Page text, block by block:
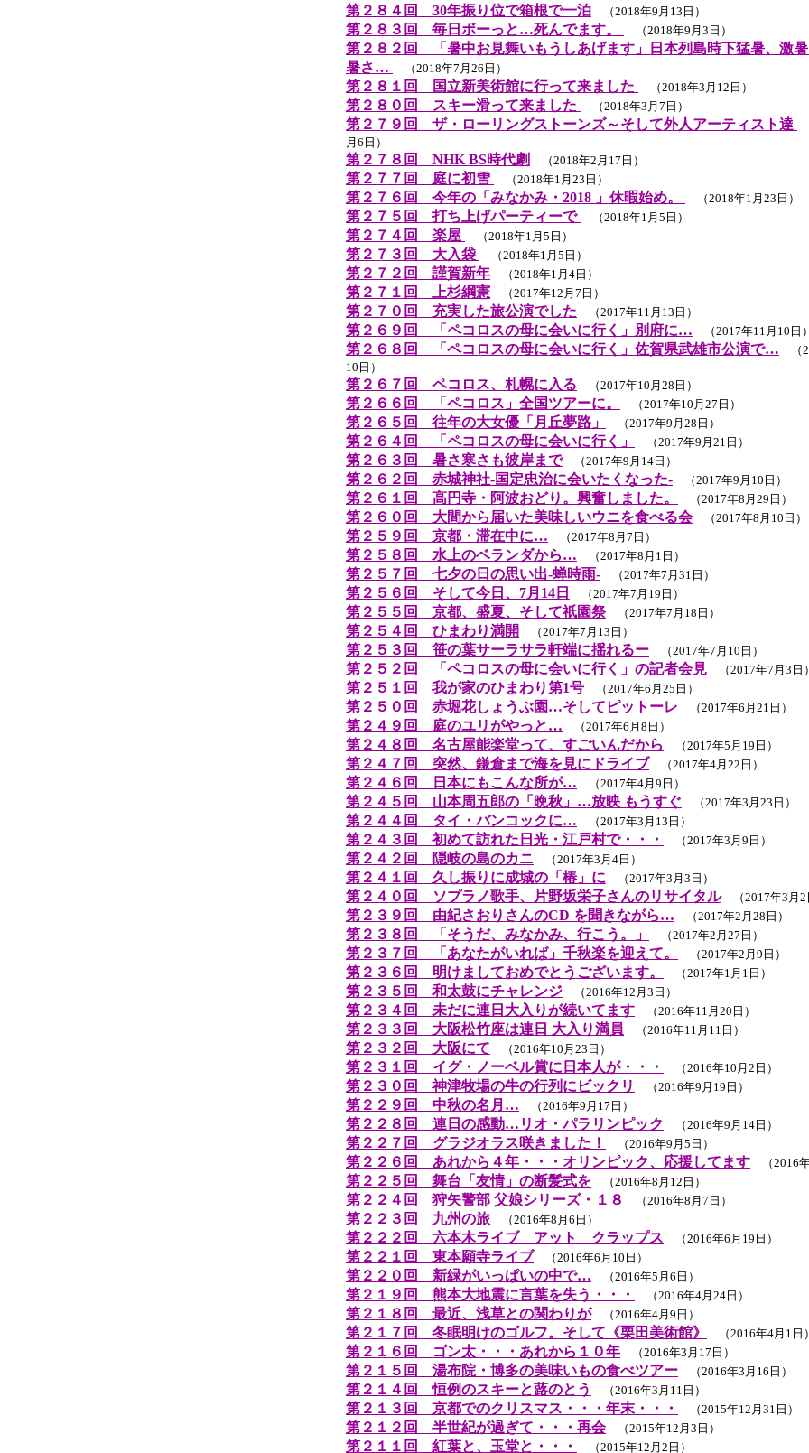
第２８４回 30年振り位で箱根で一泊 （2018年9月13日）
第２８３回 毎日ボーっと…死んでます。 （2018年9月3日）
第２８２回 「暑中お見舞いもうしあげます」日本列島時下猛暑、激
暑さ…
（2018年7月26日）
第２８１回 国立新美術館に行って来ました （2018年3月12日）
第２８０回 スキー滑って来ました （2018年3月7日）
第２７９回 ザ・ローリングストーンズ～そして外人アーティスト達
月6日）
第２７８回 NHK BS時代劇 （2018年2月17日）
第２７７回 庭に初雪 （2018年1月23日）
第２７６回 今年の「みなかみ・2018 」休暇始め。 （2018年1月23日）
第２７５回 打ち上げパーティーで （2018年1月5日）
第２７４回 楽屋 （2018年1月5日）
第２７３回 大入袋 （2018年1月5日）
第２７２回 謹賀新年 （2018年1月4日）
第２７１回 上杉綱憲 （2017年12月7日）
第２７０回 充実した旅公演でした （2017年11月13日）
第２６９回 「ペコロスの母に会いに行く」別府に… （2017年11月10日）
第２６８回 「ペコロスの母に会いに行く」佐賀県武雄市公演で… （
10日）
第２６７回 ペコロス、札幌に入る （2017年10月28日）
第２６６回 「ペコロス」全国ツアーに。 （2017年10月27日）
第２６５回 往年の大女優「月丘夢路」 （2017年9月28日）
第２６４回 「ペコロスの母に会いに行く」 （2017年9月21日）
第２６３回 暑さ寒さも彼岸まで（2017年9月14日）
第２６２回 赤城神社-国定忠治に会いたくなった- （2017年9月10日）
第２６１回 高円寺・阿波おどり。興奮しました。 （2017年8月29日）
第２６０回 大間から届いた美味しいウニを食べる会（2017年8月10日）
第２５９回 京都・滞在中に… （2017年8月7日）
第２５８回 水上のベランダから… （2017年8月1日）
第２５７回 七夕の日の思い出-蝉時雨- （2017年7月31日）
第２５６回 そして今日、7月14日 （2017年7月19日）
第２５５回 京都、盛夏、そして祇園祭（2017年7月18日）
第２５４回 ひまわり満開 （2017年7月13日）
第２５３回 笹の葉サーラサラ軒端に揺れるー （2017年7月10日）
第２５２回 「ペコロスの母に会いに行く」の記者会見 （2017年7月3日）
第２５１回 我が家のひまわり第1号 （2017年6月25日）
第２５０回 赤堀花しょうぶ園…そしてピットーレ （2017年6月21日）
第２４９回 庭のユリがやっと… （2017年6月8日）
第２４８回 名古屋能楽堂って、すごいんだから （2017年5月19日）
第２４７回 突然、鎌倉まで海を見にドライブ （2017年4月22日）
第２４６回 日本にもこんな所が… （2017年4月9日）
第２４５回 山本周五郎の「晩秋」…放映 もうすぐ （2017年3月23日）
第２４４回 タイ・バンコックに… （2017年3月13日）
第２４３回 初めて訪れた日光・江戸村で・・・ （2017年3月9日）
第２４２回 隠岐の島のカニ （2017年3月4日）
第２４１回 久し振りに成城の「椿」に （2017年3月3日）
第２４０回 ソプラノ歌手、片野坂栄子さんのリサイタル（2017年3月2
第２３９回 由紀さおりさんのCD を聞きながら… （2017年2月28日）
第２３８回 「そうだ、みなかみ、行こう。」 （2017年2月27日）
第２３７回 「あなたがいれば」千秋楽を迎えて。 （2017年2月9日）
第２３６回 明けましておめでとうございます。 （2017年1月1日）
第２３５回 和太鼓にチャレンジ （2016年12月3日）
第２３４回 未だに連日大入りが続いてます （2016年11月20日）
第２３３回 大阪松竹座は連日 大入り満員 （2016年11月11日）
第２３２回 大阪にて （2016年10月23日）
第２３１回 イグ・ノーベル賞に日本人が・・・ （2016年10月2日）
第２３０回 神津牧場の牛の行列にビックリ （2016年9月19日）
第２２９回 中秋の名月… （2016年9月17日）
第２２８回 連日の感動…リオ・パラリンピック （2016年9月14日）
第２２７回 グラジオラス咲きました！ （2016年9月5日）
第２２６回 あれから４年・・・オリンピック、応援してます （2016年
第２２５回 舞台「友情」の断髪式を （2016年8月12日）
第２２４回 狩矢警部 父娘シリーズ・１８ （2016年8月7日）
第２２３回 九州の旅 （2016年8月6日）
第２２２回 六本木ライブ アット クラップス （2016年6月19日）
第２２１回 東本願寺ライブ （2016年6月10日）
第２２０回 新緑がいっぱいの中で… （2016年5月6日）
第２１９回 熊本大地震に言葉を失う・・・ （2016年4月24日）
第２１８回 最近、浅草との関わりが（2016年4月9日）
第２１７回 冬眠明けのゴルフ。そして《栗田美術館》 （2016年4月1日）
第２１６回 ゴン太・・・あれから１０年 （2016年3月17日）
第２１５回 湯布院・博多の美味いもの食べツアー （2016年3月16日）
第２１４回 恒例のスキーと蕗のとう （2016年3月11日）
第２１３回 京都でのクリスマス・・・年末・・・ （2015年12月31日）
第２１２回 半世紀が過ぎて・・・再会（2015年12月3日）
第２１１回 紅葉と、玉堂と・・・ （2015年12月2日）